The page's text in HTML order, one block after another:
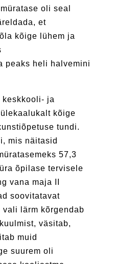
oli seal
et
kõige lühem ja
peaks heli halvemini
ja
kõige
tundi.
mis näitasid
57,3
õpilase tervisele
vana maja II
soovitatavat
vali lärm kõrgendab
väsitab,
muid
suurem oli